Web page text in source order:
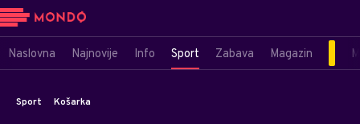
Naslovna Najnovije Info Sport Zabava Magazin
Sport Košarka